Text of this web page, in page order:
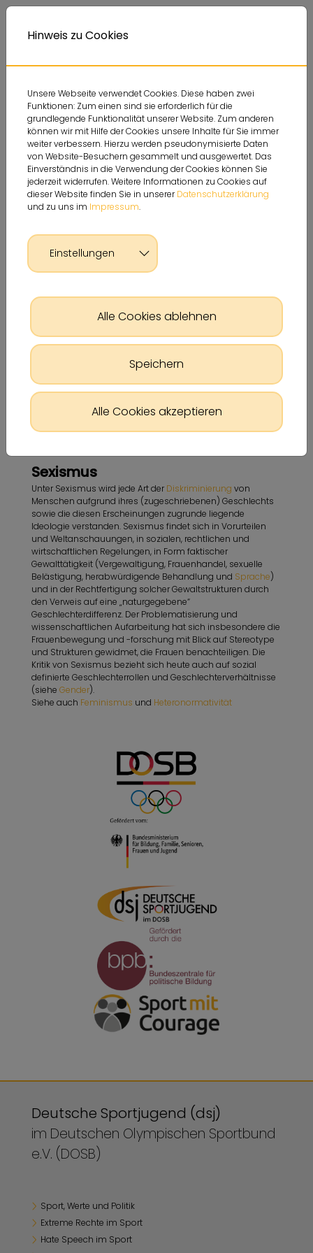
Deutsche Sportjugend Themen Service
Kontrastversion
Glossar Detailseite
Sexismus
Unter Sexismus wird jede Art der Diskriminierung von
Menschen aufgrund ihres (zugeschriebenen) Geschlechts
sowie die diesen Erscheinungen zugrunde liegende
Ideologie verstanden. Sexismus findet sich in Vorurteilen
und Weltanschauungen, in sozialen, rechtlichen und
wirtschaftlichen Regelungen, in Form faktischer
Gewalttätigkeit (Vergewaltigung, Frauenhandel, sexuelle
Belästigung, herabwürdigende Behandlung und Sprache)
und in der Rechtfertigung solcher Gewaltstrukturen durch
den Verweis auf eine „naturgegebene“
Geschlechterdifferenz. Der Problematisierung und
wissenschaftlichen Aufarbeitung hat sich insbesondere die
Frauenbewegung und -forschung mit Blick auf Stereotype
und Strukturen gewidmet, die Frauen benachteiligen. Die
Kritik von Sexismus bezieht sich heute auch auf sozial
definierte Geschlechterrollen und Geschlechterverhältnisse
(siehe Gender).
Siehe auch Feminismus und Heteronormativität
Deutsche Sportjugend (dsj)
im Deutschen Olympischen Sportbund
e.V. (DOSB)
Sport, Werte und Politik
Extreme Rechte im Sport
Hate Speech im Sport
Hinweis zu Cookies
Unsere Webseite verwendet Cookies. Diese haben zwei
Funktionen: Zum einen sind sie erforderlich für die
grundlegende Funktionalität unserer Website. Zum anderen
können wir mit Hilfe der Cookies unsere Inhalte für Sie immer
weiter verbessern. Hierzu werden pseudonymisierte Daten
von Website-Besuchern gesammelt und ausgewertet. Das
Einverständnis in die Verwendung der Cookies können Sie
jederzeit widerrufen. Weitere Informationen zu Cookies auf
dieser Website finden Sie in unsererDatenschutzerklärung
und zu uns im Impressum.
Einstellungen
Alle Cookies ablehnen
Speichern
Alle Cookies akzeptieren